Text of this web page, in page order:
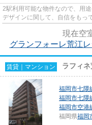
2駅利用可能な物件なので、用
デザインに関して、自信をもっ
現在空
グランフォーレ荒江
賃貸｜マンション ラフィ
福岡市七隈
福岡市七隈
福岡市空港
福岡県福岡